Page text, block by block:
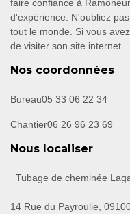
faire confiance à
d'expérience. N'oubliez
tout le monde. Si vous
de visiter son site internet.
Nos coordonnées
Bureau05 33 06 22 34
Chantier06 26 96 23 69
Nous localiser
Tubage de cheminée
14 Rue du Payroulie,